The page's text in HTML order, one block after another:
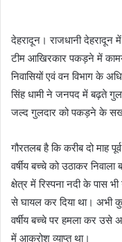
d
a
n
e
m
देहरादून। राजधानी देहरादून
टीम आखिरकार पकड़ने में
निवासियों एवं वन विभाग के
सिंह धामी ने जनपद में बढ़ते
जल्द गुलदार को पकड़ने के
गौरतलब है कि करीब दो माह
वर्षीय बच्चे को उठाकर
क्षेत्र में रिस्पना नदी के पास
से घायल कर दिया था। अभी
वर्षीय बच्चे पर हमला कर उसे
में आक्रोश व्याप्त था।